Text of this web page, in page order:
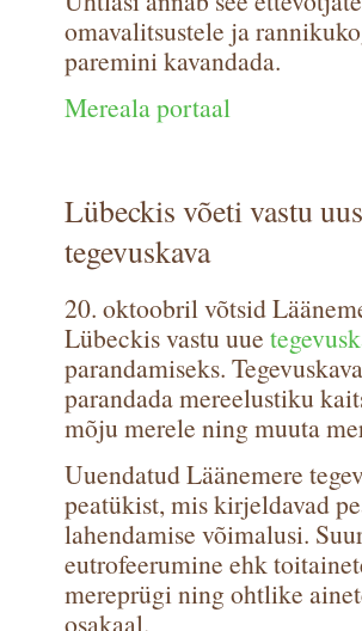
omavalitsustele ja
paremini kavandada.
Mereala portaal
Lübeckis võeti vastu
tegevuskava
20. oktoobril võtsid
Lübeckis vastu uue
parandamiseks.
parandada mereelustiku
mõju merele ning muuta
Uuendatud Läänemere
peatükist, mis kirjeldavad
lahendamise võimalusi.
eutrofeerumine ehk
mereprügi ning ohtlike
osakaal.